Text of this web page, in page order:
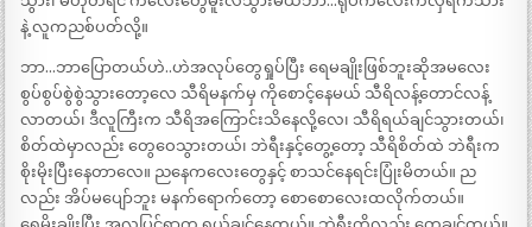
နဲ့ လူကညစ်ပတ်လို့။
ဘာ…ဘာပြောတယ်ဟဲ..ဟဲအလုပ်တွေရှုပ်ပြီး ရေမချိုးဖြစ်ဘူးဆိုအမလေး
စွပ်စွပ်စွဲစွဲသွားတော့လေ သီရိမနက်မှ ကိုစောင့်နေမယ် သီရိလန့်တောင်လန့်
လာတယ်၊ ဒီလူကြီးက သီရိအကြောင်းသိနေလို့လေ၊ သီရိရယ်ချင်သွားတယ်၊
စိတ်ထဲမှာလည်း တွေဝေသွားတယ်၊ ဘဲရီးနှင့်တွေ့တော့ သီရိစိတ်ထဲ ဘဲရီးက
စိုးမိုးပြီးနေတာလေ။ ညနေကလေးတွေနှင့် စာသင်နေရင်းပြုံးမိတယ်။ ည
လည်း အိပ်မပျော်ဘူး မနက်ရောက်တော့ စောစောလေးထလိုက်တယ်။